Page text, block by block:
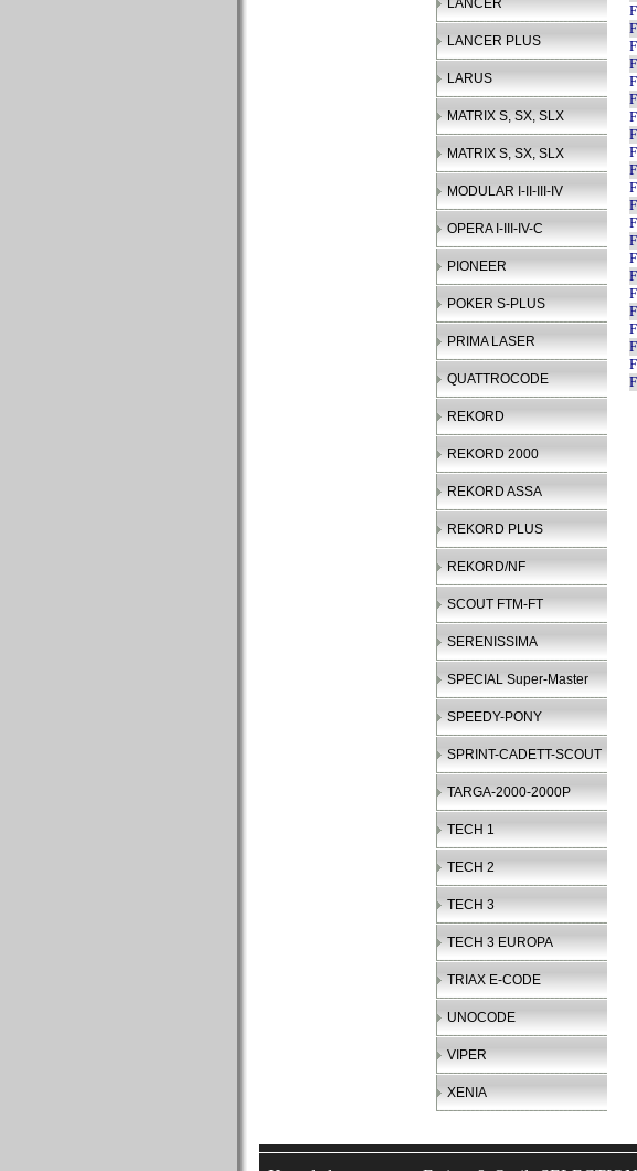
LANCER
LANCER PLUS
LARUS
MATRIX S, SX, SLX
MATRIX S, SX, SLX
MODULAR I-II-III-IV
OPERA I-III-IV-C
PIONEER
POKER S-PLUS
PRIMA LASER
QUATTROCODE
REKORD
REKORD 2000
REKORD ASSA
REKORD PLUS
REKORD/NF
SCOUT FTM-FT
SERENISSIMA
SPECIAL Super-Master
SPEEDY-PONY
SPRINT-CADETT-SCOUT
TARGA-2000-2000P
TECH 1
TECH 2
TECH 3
TECH 3 EUROPA
TRIAX E-CODE
UNOCODE
VIPER
XENIA